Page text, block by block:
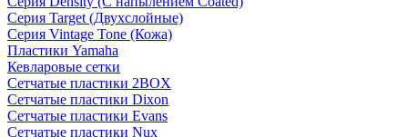
Серия Target (Двухслойные)
Серия Vintage Tone (Кожа)
Пластики Yamaha
Кевларовые сетки
Сетчатые пластики 2BOX
Сетчатые пластики Dixon
Сетчатые пластики Evans
Сетчатые пластики Nux